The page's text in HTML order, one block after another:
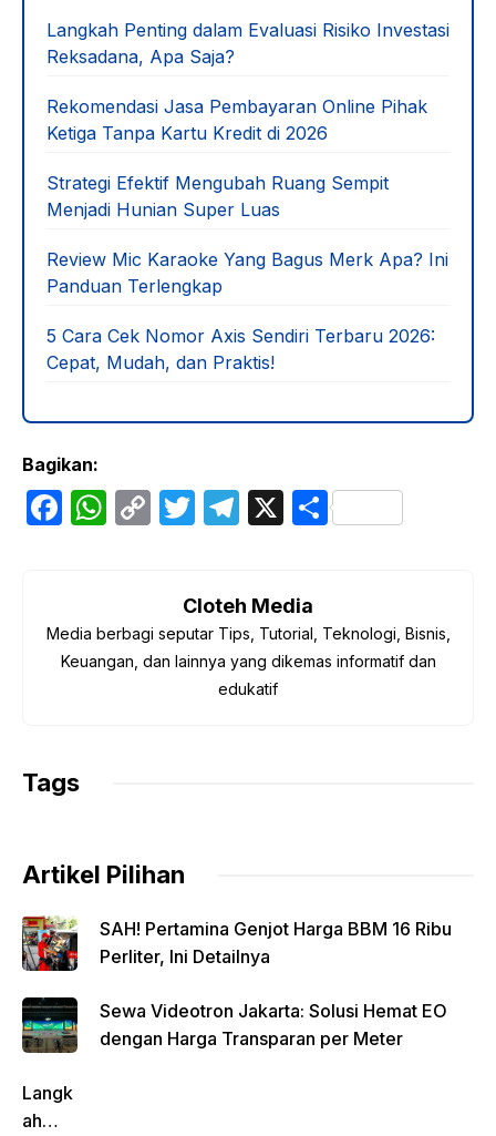
Langkah Penting dalam Evaluasi Risiko Investasi
Reksadana, Apa Saja?
Rekomendasi Jasa Pembayaran Online Pihak
Ketiga Tanpa Kartu Kredit di 2026
Strategi Efektif Mengubah Ruang Sempit
Menjadi Hunian Super Luas
Review Mic Karaoke Yang Bagus Merk Apa? Ini
Panduan Terlengkap
5 Cara Cek Nomor Axis Sendiri Terbaru 2026:
Cepat, Mudah, dan Praktis!
Bagikan:
F
b
W
A
p
C
Li
T
er
T
gr
a
m
X S
Cloteh Media
Media berbagi seputar Tips, Tutorial, Teknologi, Bisnis,
Keuangan, dan lainnya yang dikemas informatif dan
edukatif
Tags
Artikel Pilihan
SAH! Pertamina Genjot Harga BBM 16 Ribu
Perliter, Ini Detailnya
Sewa Videotron Jakarta: Solusi Hemat EO
dengan Harga Transparan per Meter
Langk
ah